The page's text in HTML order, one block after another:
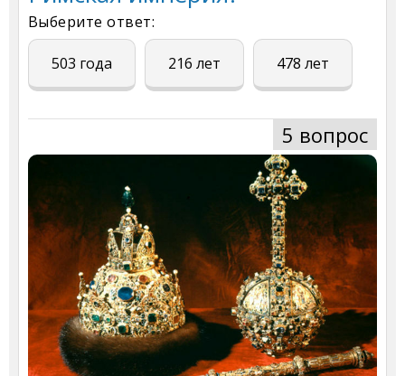
Выберите ответ:
503 года 216 лет 478 лет
5 вопрос